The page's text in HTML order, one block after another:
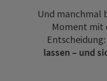
Und manchmal
Moment mit
Entscheidung:
lassen – und